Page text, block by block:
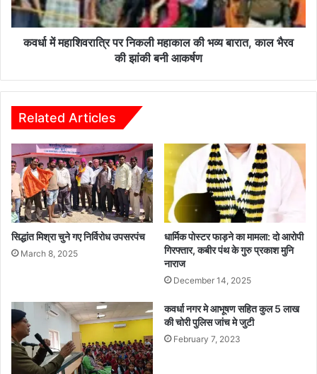
भव्य
बारात,
काल
आकर्षण
कवर्धा में महाशिवरात्रि पर निकली महाकाल की भव्य बारात, काल भैरव
की झांकी बनी आकर्षण
Related Articles
सिद्धांत मिश्रा चुने गए निर्विरोध उपसरपंच
March 8, 2025
धार्मिक पोस्टर फाड़ने का मामला: दो आरोपी
गिरफ्तार, कबीर पंथ के गुरु प्रकाश मुनि
नाराज
December 14, 2025
कवर्धा नगर मे आभूषण सहित कुल 5 लाख
की चोरी पुलिस जांच मे जुटी
February 7, 2023